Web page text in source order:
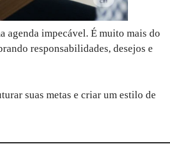
agenda impecável. É muito mais do
responsabilidades, desejos e
suas metas e criar um estilo de